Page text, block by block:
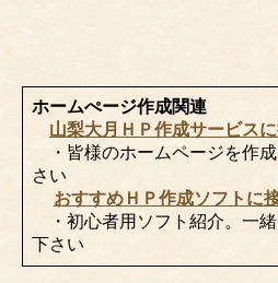
ホームぺージ作成関連
山梨大月ＨＰ作成サービス
・皆様のホームページを作
さい
おすすめＨＰ作成ソフトに
・初心者用ソフト紹介。一
下さい